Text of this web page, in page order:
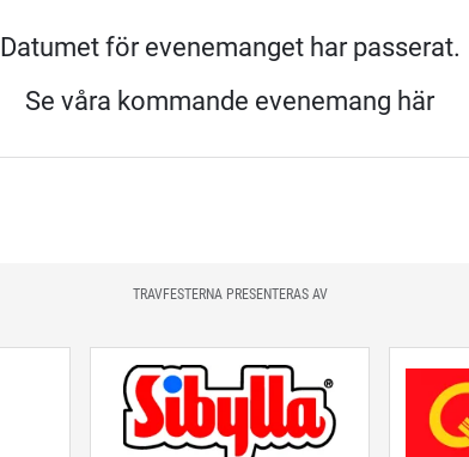
Datumet för evenemanget har passerat.
Se våra kommande evenemang här
TRAVFESTERNA PRESENTERAS AV